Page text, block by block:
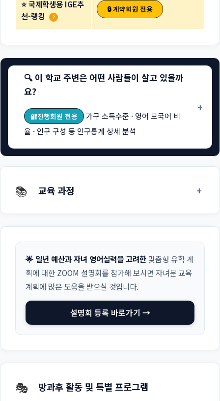
⭐ 국제학생용 IGE추
천-랭킹
?
🔒 계약회원 전용
🔍 이 학교 주변은 어떤 사람들이 살고 있을까
요?
🔐진행회원 전용
가구 소득수준 · 영어 모국어 비
율 · 인구 구성 등 인구통계 상세 분석
+
📚 교육 과정 +
🌟 일년 예산과 자녀 영어실력을 고려한 맞춤형 유학 계
획에 대한 ZOOM 설명회를 참가해 보시면 자녀분 교육
계획에 많은 도움을 받으실 것입니다.
설명회 등록 바로가기 →
🎭 방과후 활동 및 특별 프로그램